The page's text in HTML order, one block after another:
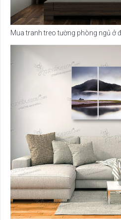
Mua tranh treo tường phòng ngủ ở